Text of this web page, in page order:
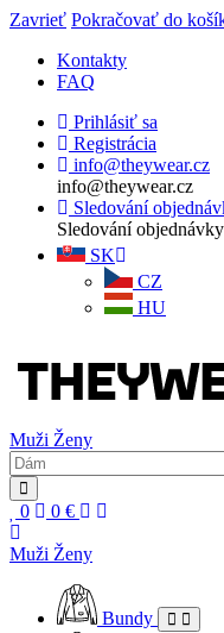
Zavrieť Pokračovať do
Kontakty
FAQ
Prihlásiť sa
Registrácia
info@theywear.cz
info@theywear.cz
Sledování
Sledování
SK
CZ
HU
Muži Ženy
0 0 €
Muži Ženy
Bundy